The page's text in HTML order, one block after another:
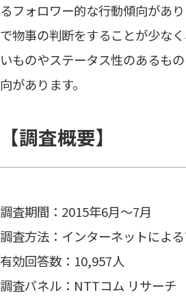
るフォロワー的な行動傾向があ
で物事の判断をすることが少な
いものやステータス性のあるも
向があります。
【調査概要】
調査期間：2015年6月〜7月
調査方法：インターネットによ
有効回答数：10,957人
調査パネル：NTTコム リサーチ